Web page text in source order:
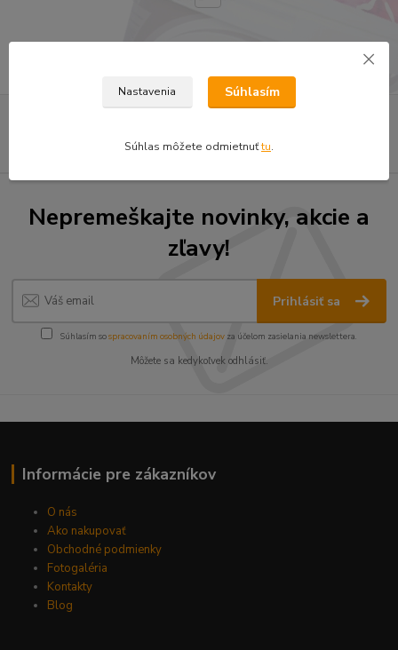
Nepremeškajte novinky, akcie a
zľavy!
Prihlásiť sa
Súhlasím sospracovaním osobných údajov za účelom zasielania newslettera.
Môžete sa kedykoľvek odhlásiť.
Informácie pre zákazníkov
O nás
Ako nakupovať
Obchodné podmienky
Fotogaléria
Kontakty
Blog
Nastavenia Súhlasím
Súhlas môžete odmietnuťtu.